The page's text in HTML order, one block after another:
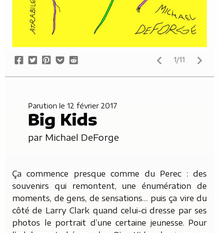
Share
on
Tweet
Pin
it
Add
to
Submit
to
1/11
Parution le 12 février 2017
Big Kids
par Michael DeForge
Ça commence presque comme du Perec : des
souvenirs qui remontent, une énumération de
moments, de gens, de sensations… puis ça vire du
côté de Larry Clark quand celui-ci dresse par ses
photos le portrait d’une certaine jeunesse. Pour